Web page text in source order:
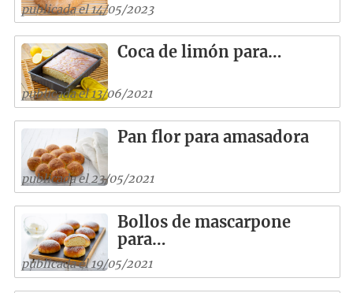
publicada el 14/05/2023
Coca de limón para…
publicada el 13/06/2021
Pan flor para amasadora
publicada el 23/05/2021
Bollos de mascarpone
para…
publicada el 19/05/2021